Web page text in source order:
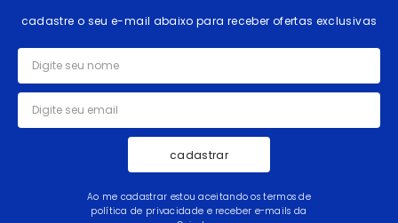
cadastre o seu e-mail abaixo para receber ofertas exclusivas
cadastrar
Ao me cadastrar estou aceitando os termos de
política de privacidade e receber e-mails da